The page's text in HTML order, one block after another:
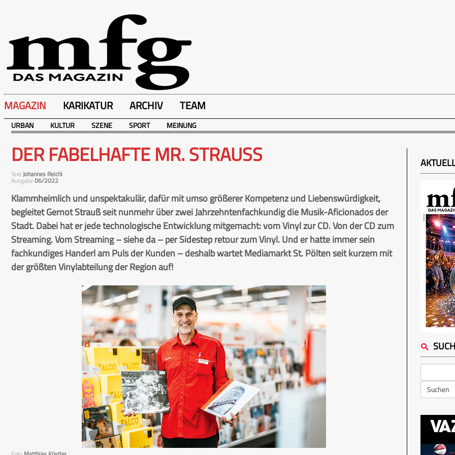
MAGAZIN KARIKATUR ARCHIV TEAM
URBAN KULTUR SZENE SPORT MEINUNG
DER FABELHAFTE MR. STRAUSS
TextJohannes Reichl
Ausgabe06/2022
Klammheimlich und unspektakulär, dafür mit umso größerer Kompetenz und Liebenswürdigkeit,
begleitet Gernot Strauß seit nunmehr über zwei Jahrzehntenfachkundig die Musik-Aficionados der
Stadt. Dabei hat er jede technologische Entwicklung mitgemacht: vom Vinyl zur CD. Von der CD zum
Streaming. Vom Streaming – siehe da – per Sidestep retour zum Vinyl. Und er hatte immer sein
fachkundiges Handerl am Puls der Kunden – deshalb wartet Mediamarkt St. Pölten seit kurzem mit
der größten Vinylabteilung der Region auf!
Suchen